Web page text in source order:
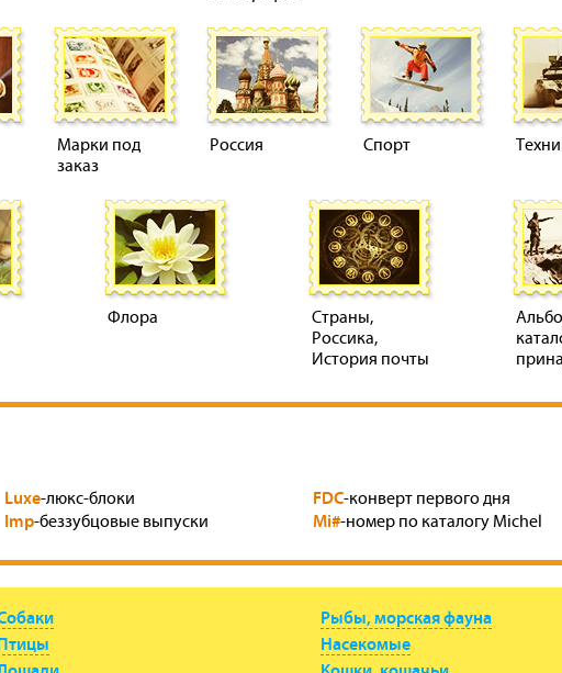
Марки под
заказ
Россия Спорт
Флора
Страны,
Россика,
История почты
Luxe-люкс-блоки FDC-конверт первого дня
Imp-беззубцовые выпуски Mi#-номер по каталогу Michel
Рыбы, морская фауна
Насекомые